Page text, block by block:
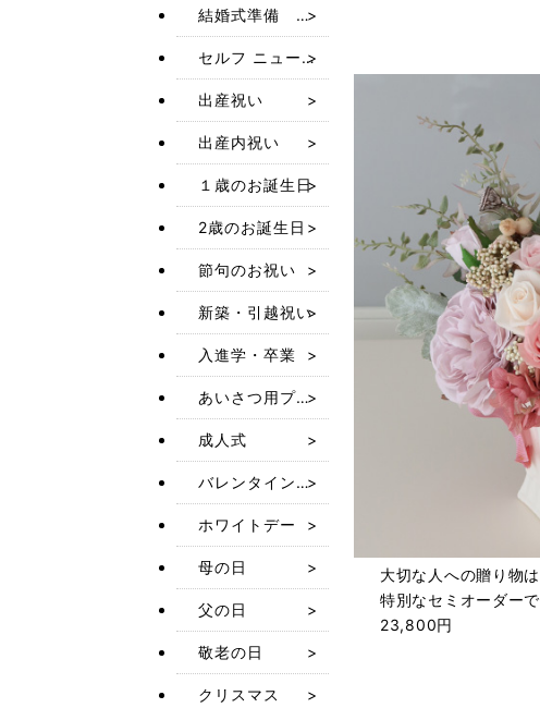
大切な人への贈り物は
特別なセミオーダーで
23,800円
結婚式準備 小物・ギフト
セルフ ニューボーン フォト レンタル
出産祝い
出産内祝い
１歳のお誕生日
2歳のお誕生日
節句のお祝い
新築・引越祝い
入進学・卒業
あいさつ用プチギフト
成人式
バレンタインデー
ホワイトデー
母の日
父の日
敬老の日
クリスマス